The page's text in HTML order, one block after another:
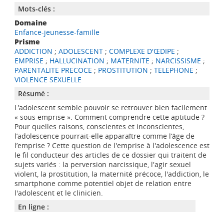
Mots-clés :
Domaine
Enfance-jeunesse-famille
Prisme
ADDICTION ; ADOLESCENT; COMPLEXE D'ŒDIPE ;
EMPRISE ; HALLUCINATION ; MATERNITE ; NARCISSISME ;
PARENTALITE PRECOCE ; PROSTITUTION ; TELEPHONE ;
VIOLENCE SEXUELLE
Résumé :
L’adolescent semble pouvoir se retrouver bien facilement
« sous emprise ». Comment comprendre cette aptitude ?
Pour quelles raisons, conscientes et inconscientes,
l’adolescence pourrait-elle apparaître comme l’âge de
l’emprise ? Cette question de l'emprise à l'adolescence est
le fil conducteur des articles de ce dossier qui traitent de
sujets variés : la perversion narcissique, l'agir sexuel
violent, la prostitution, la maternité précoce, l'addiction, le
smartphone comme potentiel objet de relation entre
l'adolescent et le clinicien.
En ligne :